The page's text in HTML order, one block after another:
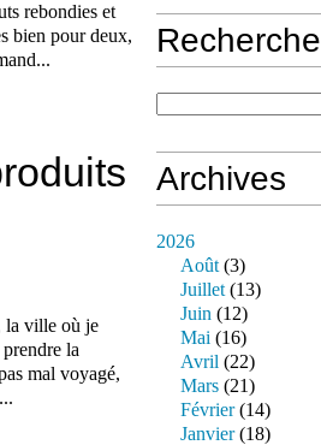
rebondies et
bien pour deux,
la ville où je
la
mal voyagé,
Recherche
Archives
2026
Août(3)
Juillet(13)
Juin (12)
Mai (16)
Avril (22)
Mars (21)
Février(14)
Janvier(18)